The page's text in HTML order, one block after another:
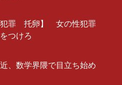
犯罪 托卵】 女の性犯罪
つけろ
、数学界隈で目立ち始め